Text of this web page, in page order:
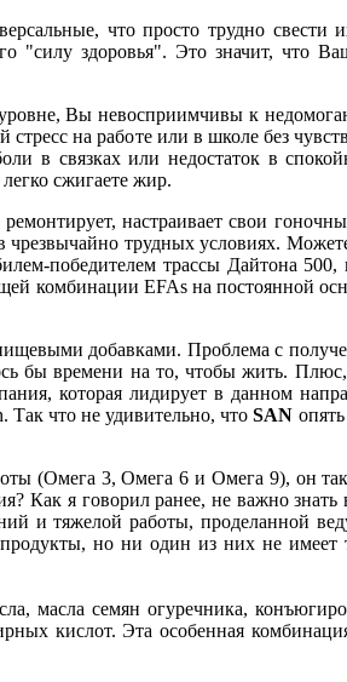
что просто трудно
"силу здоровья". Это значит, что
Вы невосприимчивы к
на работе или в школе без
в связках или недостаток в
сжигаете жир.
настраивает свои
трудных условиях.
победителем трассы Дайтона
комбинации EFAs на постоянной
добавками. Проблема с
бы времени на то, чтобы жить.
которая лидирует в данном
Так что не удивительно, чтоSAN
(Омега 3, Омега 6 и Омега 9), он
Как я говорил ранее, не важно
и тяжелой работы, проделанной
но ни один из них не
масла семян огуречника,
кислот. Эта особенная